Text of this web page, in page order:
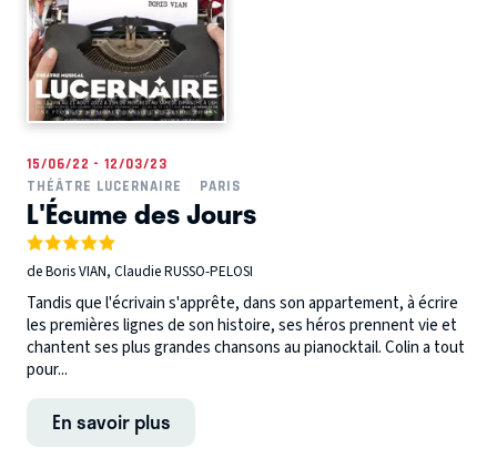
15/06/22 - 12/03/23
THÉÂTRE LUCERNAIRE
PARIS
L'Écume des Jours
de Boris VIAN, Claudie RUSSO-PELOSI
Tandis que l'écrivain s'apprête, dans son appartement, à écrire
les premières lignes de son histoire, ses héros prennent vie et
chantent ses plus grandes chansons au pianocktail. Colin a tout
pour...
En savoir plus